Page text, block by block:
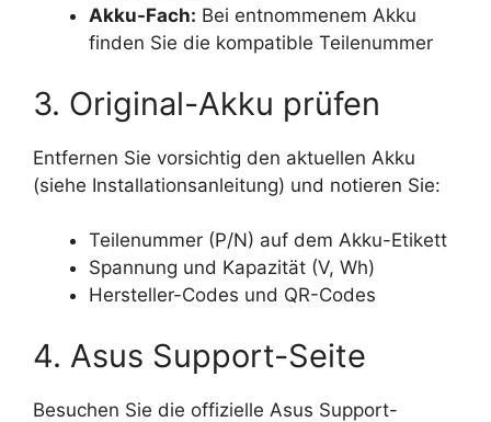
Akku-Fach: Bei entnommenem Akku
finden Sie die kompatible Teilenummer
3. Original-Akku prüfen
Entfernen Sie vorsichtig den aktuellen Akku
(siehe Installationsanleitung) und notieren Sie:
Teilenummer (P/N) auf dem Akku-Etikett
Spannung und Kapazität (V, Wh)
Hersteller-Codes und QR-Codes
4. Asus Support-Seite
Besuchen Sie die offizielle Asus Support-